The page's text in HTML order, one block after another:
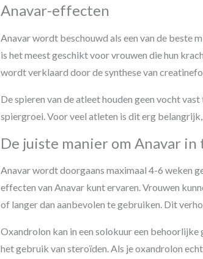
Anavar-effecten
Anavar wordt beschouwd als een van de beste
is het meest geschikt voor vrouwen die hun
wordt verklaard door de synthese van
De spieren van de atleet houden geen vocht
spiergroei. Voor veel atleten is dit erg
De juiste manier om Anavar in
Anavar wordt doorgaans maximaal 4-6 weken
effecten van Anavar kunt ervaren. Vrouwen
of langer dan aanbevolen te gebruiken. Dit
Oxandrolon kan in een solokuur een
het gebruik van steroïden. Als je oxandrolon